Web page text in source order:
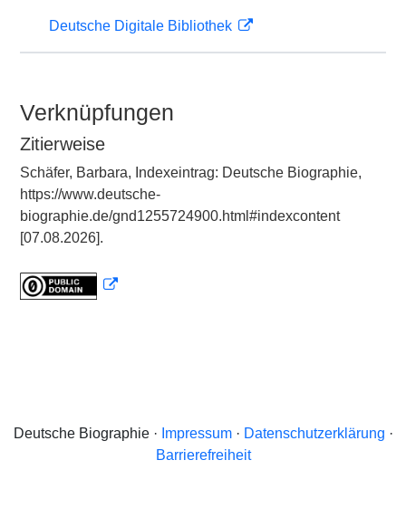
Deutsche Digitale Bibliothek
Verknüpfungen
Zitierweise
Schäfer, Barbara, Indexeintrag: Deutsche Biographie,
https://www.deutsche-
biographie.de/gnd1255724900.html#indexcontent
[07.08.2026].
Deutsche Biographie · Impressum· Datenschutzerklärung ·
Barrierefreiheit